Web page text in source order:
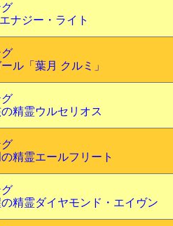
ナジー・ライト
ル「葉月 クルミ」
精霊ウルセリオス
精霊エールフリート
精霊ダイヤモンド・エイヴン